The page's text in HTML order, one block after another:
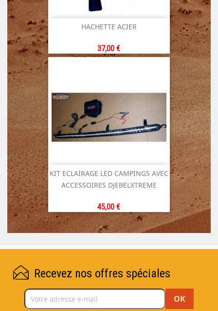
HACHETTE ACIER
Prix
37,00 €
KIT ECLAIRAGE LED CAMPINGS AVEC
ACCESSOIRES DJEBELXTREME
Prix
45,00 €
Recevez nos offres spéciales